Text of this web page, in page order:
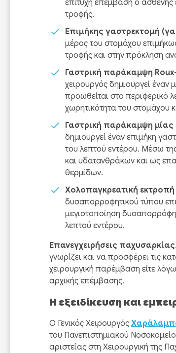
επιτυχή επέμβαση ο ασθενής
τροφής.
Επιμήκης γαστρεκτομή
μέρος του στομάχου
τροφής και στην πρόκληση
Γαστρική παράκαμψη
χειρουργός δημιουργεί
προωθείται στο περιφερικό
χωρητικότητα του στομάχου
Γαστρική παράκαμψη
δημιουργεί έναν επιμήκη
του λεπτού εντέρου. Μέσω
και υδατανθράκων και ως
θερμίδων.
Χολοπαγκρεατική
δυσαπορροφητικού τύπου
μεγιστοποίηση
λεπτού εντέρου.
Επανεγχειρήσεις παχυσαρκίας
γνωρίζει και να προσφέρει τις
χειρουργική παρέμβαση είτε
αρχικής επέμβασης.
Η εξειδίκευση και
Ο Γενικός Χειρουργός
του Πανεπιστημιακού
αριστείας στη Χειρουργική της